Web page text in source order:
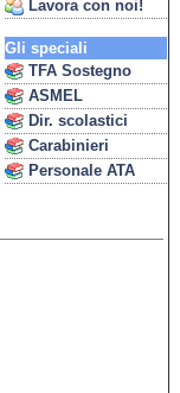
Lavora con noi!
Gli speciali
TFA Sostegno
ASMEL
Dir. scolastici
Carabinieri
Personale ATA